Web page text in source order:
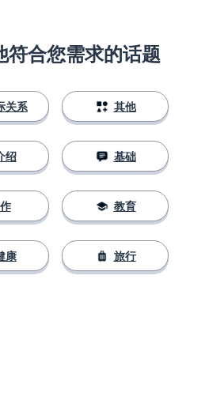
符合您需求的话题
关系
绍
作
康
其他
基础
教育
旅行